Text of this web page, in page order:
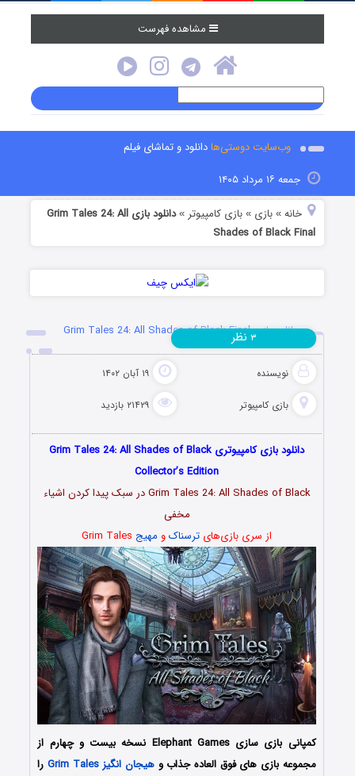
مشاهده فهرست
وب‌سایت دوستی‌هادانلود و تماشای فیلم
جمعه ۱۶ مرداد ۱۴۰۵
خانه »بازی »بازی کامپیوتر »
دانلود بازی Grim Tales 24: All
Shades of Black Final
دانلود بازی Grim Tales 24: All Shades of Black Final
نویسنده ۱۹ آبان ۱۴۰۲
بازی کامپیوتر ۲۱۴۲۹ بازدید
۳ نظر
دانلود بازی کامپیوتری Grim Tales 24: All Shades of Black
Collector’s Edition
Grim Tales 24: All Shades of Black در سبک پیدا کردن اشیاء
مخفی
از سری بازی‌های ترسناکو مهیج
کمپانی بازی سازی Elephant Games نسخه بیست و چهارم از
مجموعه بازی های فوق العاده جذاب و هیجان انگیز Grim Tales را